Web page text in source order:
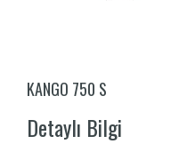
KANGO 750 S
Detaylı Bilgi